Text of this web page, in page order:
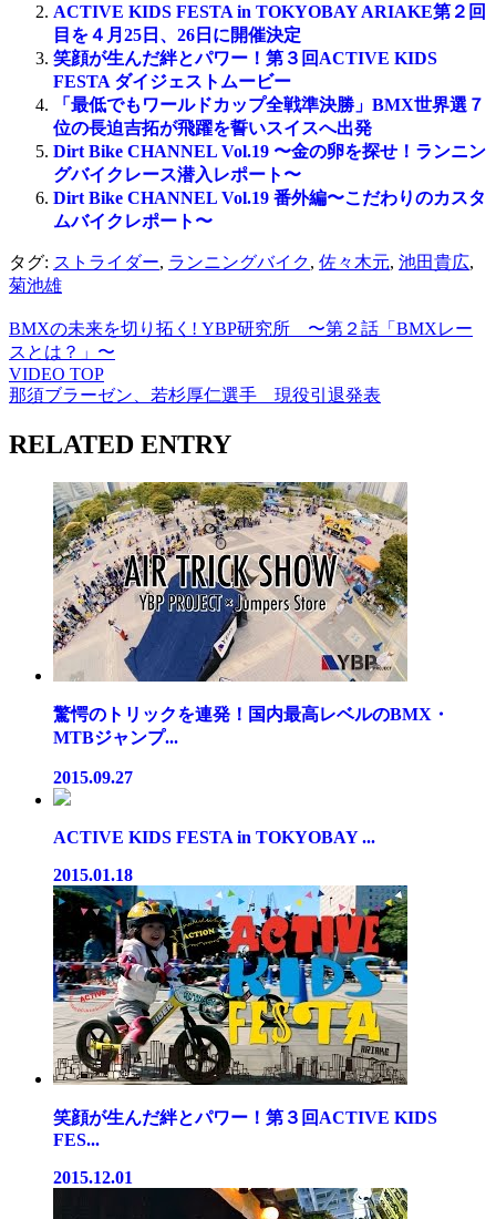
ACTIVE KIDS FESTA in TOKYOBAY ARIAKE第２回
目を４月25日、26日に開催決定
笑顔が生んだ絆とパワー！第３回ACTIVE KIDS
FESTA ダイジェストムービー
「最低でもワールドカップ全戦準決勝」BMX世界選７
位の長迫吉拓が飛躍を誓いスイスへ出発
Dirt Bike CHANNEL Vol.19 〜金の卵を探せ！ランニン
グバイクレース潜入レポート〜
Dirt Bike CHANNEL Vol.19 番外編〜こだわりのカスタ
ムバイクレポート〜
タグ: ストライダー, ランニングバイク, 佐々木元, 池田貴広,
菊池雄
BMXの未来を切り拓く! YBP研究所 〜第２話「BMXレー
スとは？」〜
VIDEO TOP
那須ブラーゼン、若杉厚仁選手 現役引退発表
RELATED ENTRY
驚愕のトリックを連発！国内最高レベルのBMX・
MTBジャンプ...
2015.09.27
ACTIVE KIDS FESTA in TOKYOBAY ...
2015.01.18
笑顔が生んだ絆とパワー！第３回ACTIVE KIDS
FES...
2015.12.01